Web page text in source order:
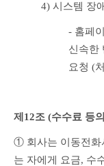
4) 시스템 장
- 홈페
신속한
요청 (
제12조 (수수료 등
① 회사는 이동전화
는 자에게 요금, 수